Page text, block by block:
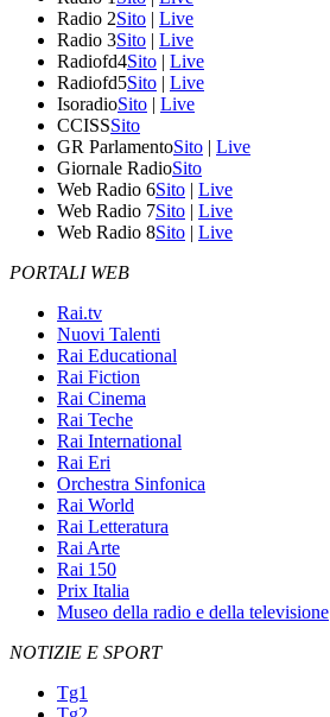
Radio 2Sito | Live
Radio 3Sito | Live
Radiofd4Sito | Live
Radiofd5Sito | Live
IsoradioSito | Live
CCISSSito
GR ParlamentoSito | Live
Giornale RadioSito
Web Radio 6Sito | Live
Web Radio 7Sito | Live
Web Radio 8Sito | Live
PORTALI WEB
Rai.tv
Nuovi Talenti
Rai Educational
Rai Fiction
Rai Cinema
Rai Teche
Rai International
Rai Eri
Orchestra Sinfonica
Rai World
Rai Letteratura
Rai Arte
Rai 150
Prix Italia
Museo della radio e della televisione
NOTIZIE E SPORT
Tg1